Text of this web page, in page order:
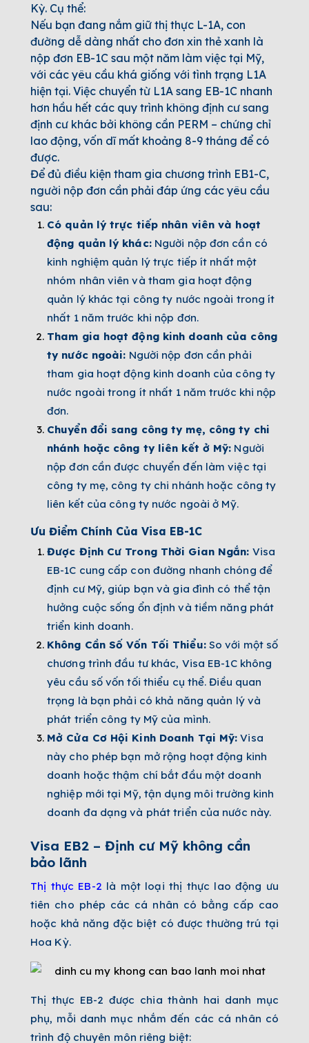
Kỳ. Cụ thể:
Nếu bạn đang nắm giữ thị thực L-1A, con
đường dễ dàng nhất cho đơn xin thẻ xanh là
nộp đơn EB-1C sau một năm làm việc tại Mỹ,
với các yêu cầu khá giống với tình trạng L1A
hiện tại. Việc chuyển từ L1A sang EB-1C nhanh
hơn hầu hết các quy trình không định cư sang
định cư khác bởi không cần PERM – chứng chỉ
lao động, vốn dĩ mất khoảng 8-9 tháng để có
được.
Để đủ điều kiện tham gia chương trình EB1-C,
người nộp đơn cần phải đáp ứng các yêu cầu
sau:
Có quản lý trực tiếp nhân viên và hoạt
động quản lý khác:Người nộp đơn cần có
kinh nghiệm quản lý trực tiếp ít nhất một
nhóm nhân viên và tham gia hoạt động
quản lý khác tại công ty nước ngoài trong ít
nhất 1 năm trước khi nộp đơn.
Tham gia hoạt động kinh doanh của công
ty nước ngoài: Người nộp đơn cần phải
tham gia hoạt động kinh doanh của công ty
nước ngoài trong ít nhất 1 năm trước khi nộp
đơn.
Chuyển đổi sang công ty mẹ, công ty chi
nhánh hoặc công ty liên kết ở Mỹ: Người
nộp đơn cần được chuyển đến làm việc tại
công ty mẹ, công ty chi nhánh hoặc công ty
liên kết của công ty nước ngoài ở Mỹ.
Ưu Điểm Chính Của Visa EB-1C
Được Định Cư Trong Thời Gian Ngắn: Visa
EB-1C cung cấp con đường nhanh chóng để
định cư Mỹ, giúp bạn và gia đình có thể tận
hưởng cuộc sống ổn định và tiềm năng phát
triển kinh doanh.
Không Cần Số Vốn Tối Thiểu:So với một số
chương trình đầu tư khác, Visa EB-1C không
yêu cầu số vốn tối thiểu cụ thể. Điều quan
trọng là bạn phải có khả năng quản lý và
phát triển công ty Mỹ của mình.
Mở Cửa Cơ Hội Kinh Doanh Tại Mỹ: Visa
này cho phép bạn mở rộng hoạt động kinh
doanh hoặc thậm chí bắt đầu một doanh
nghiệp mới tại Mỹ, tận dụng môi trường kinh
doanh đa dạng và phát triển của nước này.
Visa EB2 – Định cư Mỹ không cần
bảo lãnh
Thị thực EB-2 là một loại thị thực lao động ưu
tiên cho phép các cá nhân có bằng cấp cao
hoặc khả năng đặc biệt có được thường trú tại
Hoa Kỳ.
Thị thực EB-2 được chia thành hai danh mục
phụ, mỗi danh mục nhắm đến các cá nhân có
trình độ chuyên môn riêng biệt: